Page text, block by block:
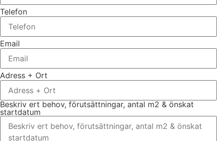
Telefon
Email
Adress + Ort
Beskriv ert behov, förutsättningar, antal m2 & önskat
startdatum